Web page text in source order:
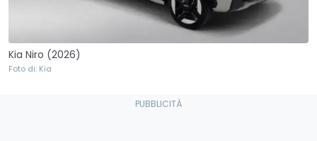
Kia Niro (2026)
Foto di: Kia